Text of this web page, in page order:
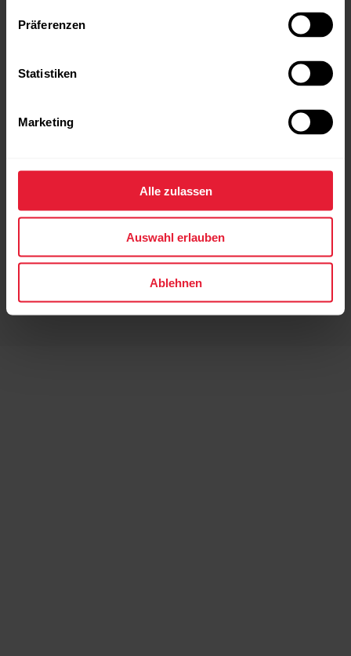
Präferenzen
Statistiken
Marketing
Alle zulassen
Auswahl erlauben
Ablehnen
Richtung der Route in der
nun sehen, in welche Richtung deine Route startet.
So startest du gleich richtig.